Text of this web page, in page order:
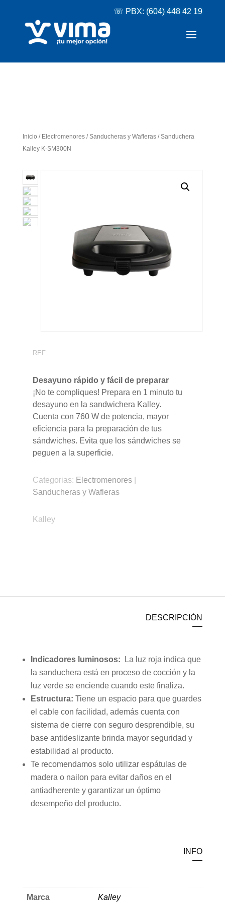
☏ PBX: (604) 448 42 19
Inicio / Electromenores/Sanducheras y Wafleras/ Sanduchera
Kalley K-SM300N
REF:
Desayuno rápido y fácil de preparar
¡No te compliques! Prepara en 1 minuto tu
desayuno en la sandwichera Kalley.
Cuenta con 760 W de potencia, mayor
eficiencia para la preparación de tus
sándwiches. Evita que los sándwiches se
peguen a la superficie.
Categorias: Electromenores|
Sanducheras y Wafleras
Kalley
DESCRIPCIÓN
Indicadores luminosos:
La luz roja indica que
la sanduchera está en proceso de cocción y la
luz verde se enciende cuando este finaliza.
Estructura: Tiene un espacio para que guardes
el cable con facilidad, además cuenta con
sistema de cierre con seguro desprendible, su
base antideslizante brinda mayor seguridad y
estabilidad al producto.
Te recomendamos solo utilizar espátulas de
madera o nailon para evitar daños en el
antiadherente y garantizar un óptimo
desempeño del producto.
INFO
Marca Kalley